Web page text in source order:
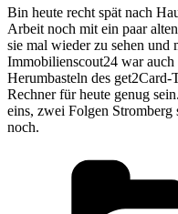
Bin heute recht spät nach
Arbeit noch mit ein paar
sie mal wieder zu sehen und
Immobilienscout24 war
Herumbasteln des
Rechner für heute genug
eins, zwei Folgen Stromberg
noch.